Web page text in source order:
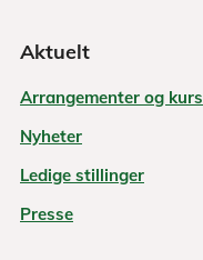
Aktuelt
Arrangementer og kurs
Nyheter
Ledige stillinger
Presse